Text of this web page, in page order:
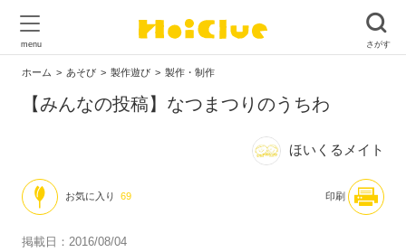
ホーム あそび 製作遊び 製作・制作
【みんなの投稿】なつまつりのうちわ
ほいくるメイト
お気に入り 69 印刷
掲載日：2016/08/04